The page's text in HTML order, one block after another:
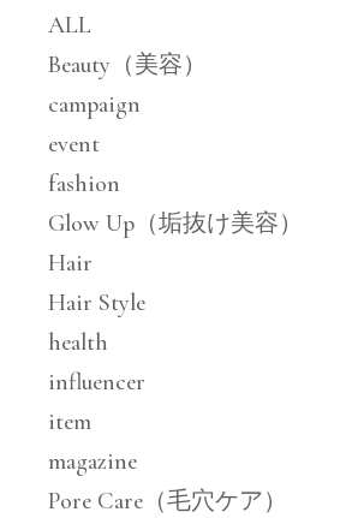
ALL
Beauty（美容）
campaign
event
fashion
Glow Up（垢抜け美容）
Hair
Hair Style
health
influencer
item
magazine
Pore Care（毛穴ケア）